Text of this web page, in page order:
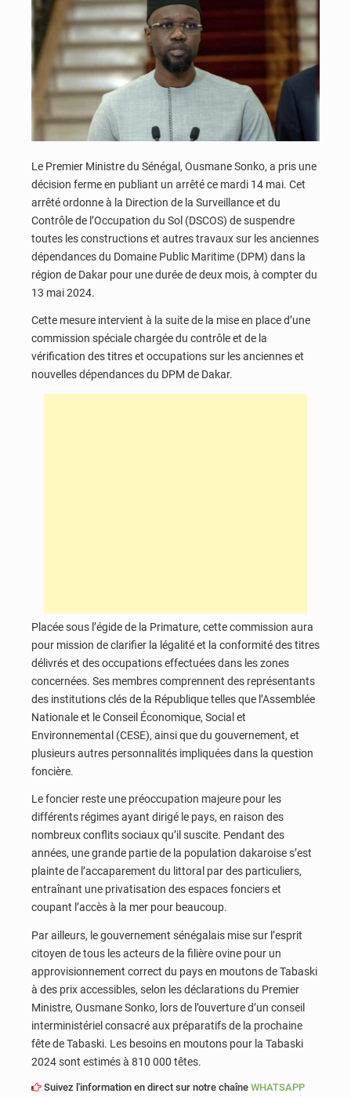
Le Premier Ministre du Sénégal, Ousmane Sonko, a pris une
décision ferme en publiant un arrêté ce mardi 14 mai. Cet
arrêté ordonne à la Direction de la Surveillance et du
Contrôle de l’Occupation du Sol (DSCOS) de suspendre
toutes les constructions et autres travaux sur les anciennes
dépendances du Domaine Public Maritime (DPM) dans la
région de Dakar pour une durée de deux mois, à compter du
13 mai 2024.
Cette mesure intervient à la suite de la mise en place d’une
commission spéciale chargée du contrôle et de la
vérification des titres et occupations sur les anciennes et
nouvelles dépendances du DPM de Dakar.
Placée sous l’égide de la Primature, cette commission aura
pour mission de clarifier la légalité et la conformité des titres
délivrés et des occupations effectuées dans les zones
concernées. Ses membres comprennent des représentants
des institutions clés de la République telles que l’Assemblée
Nationale et le Conseil Économique, Social et
Environnemental (CESE), ainsi que du gouvernement, et
plusieurs autres personnalités impliquées dans la question
foncière.
Le foncier reste une préoccupation majeure pour les
différents régimes ayant dirigé le pays, en raison des
nombreux conflits sociaux qu’il suscite. Pendant des
années, une grande partie de la population dakaroise s’est
plainte de l’accaparement du littoral par des particuliers,
entraînant une privatisation des espaces fonciers et
coupant l’accès à la mer pour beaucoup.
Par ailleurs, le gouvernement sénégalais mise sur l’esprit
citoyen de tous les acteurs de la filière ovine pour un
approvisionnement correct du pays en moutons de Tabaski
à des prix accessibles, selon les déclarations du Premier
Ministre, Ousmane Sonko, lors de l’ouverture d’un conseil
interministériel consacré aux préparatifs de la prochaine
fête de Tabaski. Les besoins en moutons pour la Tabaski
2024 sont estimés à 810 000 têtes.
Suivez l'information en direct sur notre chaîne WHATSAPP